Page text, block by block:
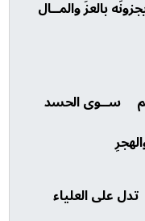
بالعزِّ والمــال
ســوى الحسد
على العلياء